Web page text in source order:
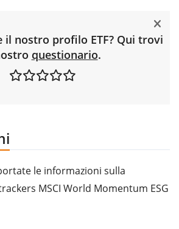
il nostro profilo ETF? Qui trovi
questionario.
le informazioni sulla
MSCI World Momentum ESG